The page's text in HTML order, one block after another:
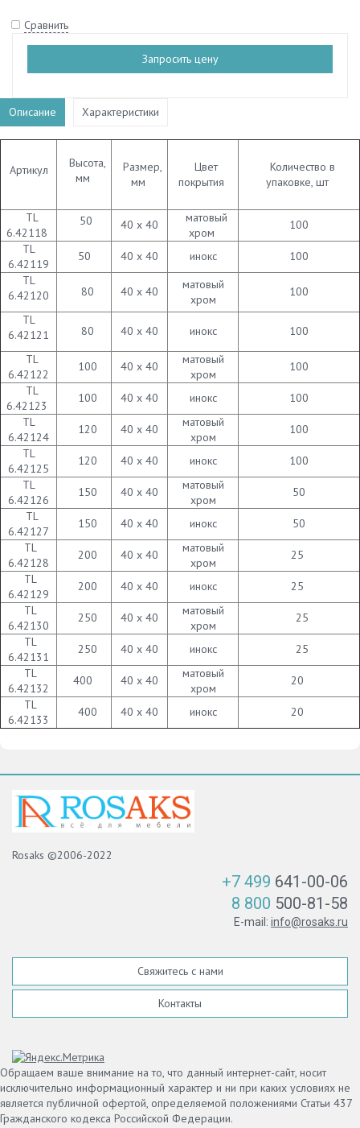
Сравнить
Запросить цену
Описание Характеристики
Артикул
Высота,
мм
Размер,
мм
Цвет
покрытия
Количество в
упаковке, шт
TL
6.42118
50 40 х 40
матовый
хром
100
TL
6.42119
50 40 х 40 инокс
100
TL
6.42120
80 40 х 40
матовый
хром
100
TL
6.42121
80 40 х 40 инокс
100
TL
6.42122
100 40 х 40
матовый
хром
100
TL
6.42123
100 40 х 40 инокс
100
TL
6.42124
120 40 х 40
матовый
хром
100
TL
6.42125
120 40 х 40 инокс
100
TL
6.42126
150 40 х 40
матовый
хром
50
TL
6.42127
150 40 х 40 инокс
50
TL
6.42128
200 40 х 40
матовый
хром
25
TL
6.42129
200 40 х 40 инокс
25
TL
6.42130
250 40 х 40
матовый
хром
25
TL
6.42131
250 40 х 40 инокс
25
TL
6.42132
400 40 х 40
матовый
хром
20
TL
6.42133
400 40 х 40 инокс 20
Rosaks ©2006-2022
+7 499 641-00-06
8 800 500-81-58
E-mail: info@rosaks.ru
Свяжитесь с нами
Контакты
Обращаем ваше внимание на то, что данный интернет-сайт, носит
исключительно информационный характер и ни при каких условиях не
является публичной офертой, определяемой положениями Статьи 437
Гражданского кодекса Российской Федерации.